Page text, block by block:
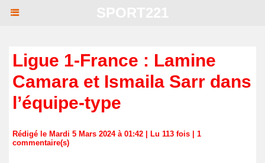
Ligue 1-France : Lamine
Camara et Ismaila Sarr dans
l’équipe-type
Rédigé le Mardi 5 Mars 2024 à 01:42 | Lu 113 fois | 1
commentaire(s)